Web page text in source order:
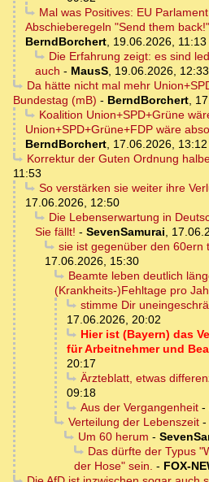
Mal was Positives: EU
Abschieberegeln "Send them
BerndBorchert, 19.06.2026, 11:13
Die Erfahrung zeigt: es sind
auch - MausS, 19.06.2026, 12:33
Da hätte nicht mal mehr
Bundestag (mB) - BerndBorchert,
Koalition Union+SPD+Grüne
Union+SPD+Grüne+FDP wäre
BerndBorchert, 17.06.2026, 13:12
Korrektur der Guten Ordnung
11:53
So verstärken sie weiter ihre
17.06.2026, 12:50
Die Lebenserwartung in
Sie fällt! - SevenSamurai,
sie ist gegenüber den 60ern
17.06.2026, 15:30
Beamte leben deutlich
(Krankheits-)Fehltage pro
stimme Dir
17.06.2026, 20:02
Hier ist (Bayern) das
für Arbeitnehmer und
20:17
Ärzteblatt, etwas
09:18
Aus der Vergangenheit-
Verteilung der Lebenszeit-
Um 60 herum -
Das dürfte der Typus
der Hose" sein. - FOX-